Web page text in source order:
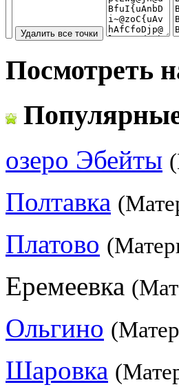
Посмотреть
озеро Эбейты
Полтавка
Платово
Еремеевка
Ольгино
Шаровка